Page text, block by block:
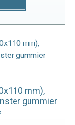
mm),
gummier